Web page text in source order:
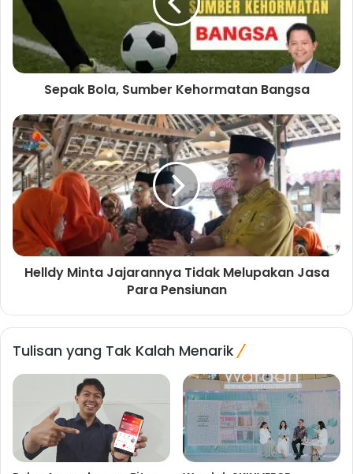
Sepak Bola, Sumber Kehormatan Bangsa
Helldy Minta Jajarannya Tidak Melupakan Jasa
Para Pensiunan
Tulisan yang Tak Kalah Menarik